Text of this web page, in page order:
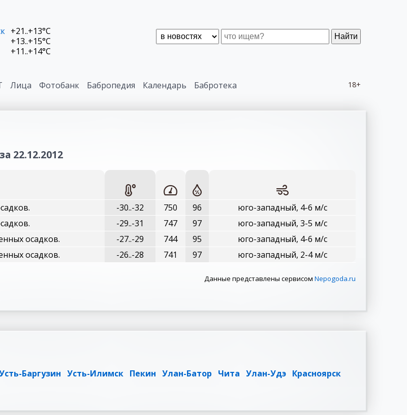
Найти
+21..+13°C
+13..+15°C
+11..+14°C
18+
Лица Фотобанк Бабропедия Календарь Бабротека
22.12.2012
-30..-32 750 96
юго-западный, 4-6 м/с
-29..-31 747 97
юго-западный, 3-5 м/с
осадков. -27..-29 744 95
юго-западный, 4-6 м/с
осадков. -26..-28 741 97 юго-западный, 2-4 м/с
Данные представлены сервисом Nepogoda.ru
Баргузин Усть-Илимск Пекин Улан-Батор Чита Улан-Удэ Красноярск